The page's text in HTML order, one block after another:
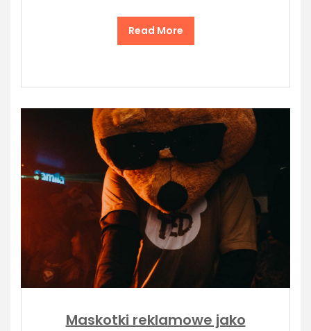
Read More
Maskotki reklamowe jako